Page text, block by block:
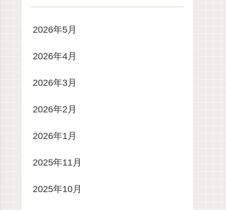
2026年5月
2026年4月
2026年3月
2026年2月
2026年1月
2025年11月
2025年10月